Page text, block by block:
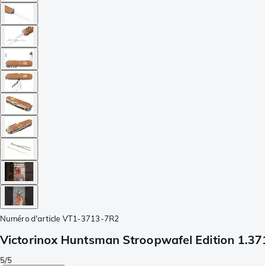
Numéro d'article VT1-3713-7R2
Victorinox Huntsman Stroopwafel Edition
5/5